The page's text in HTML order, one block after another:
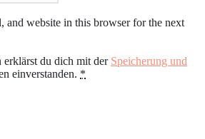
and website in this browser for the next
du dich mit der Speicherung und
einverstanden. *